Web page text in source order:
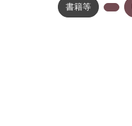
書籍等